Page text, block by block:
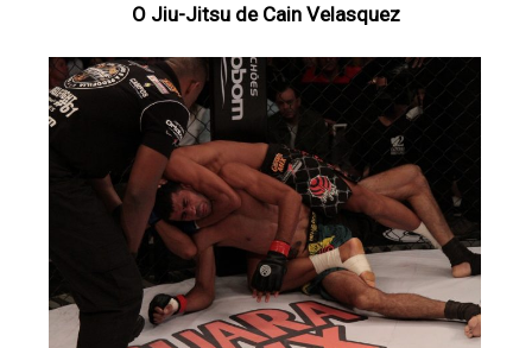
O Jiu-Jitsu de Cain Velasquez